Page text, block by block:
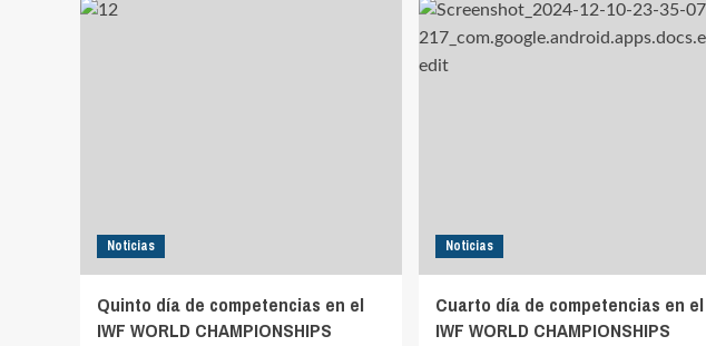
Noticias
Quinto día de competencias en el
IWF WORLD CHAMPIONSHIPS
Noticias
Cuarto día de competencias en el
IWF WORLD CHAMPIONSHIPS